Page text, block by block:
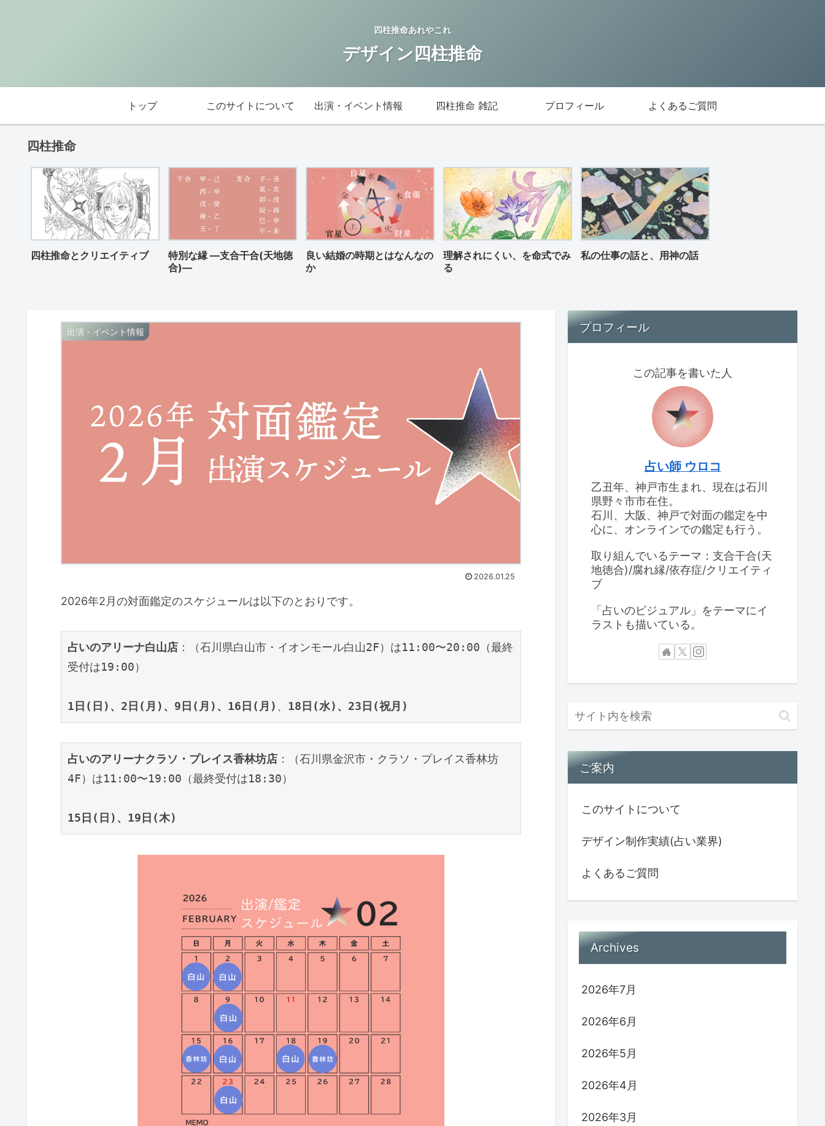
四柱推命あれやこれ
デザイン四柱推命
トップ このサイトについて 出演・イベント情報 四柱推命 雑記 プロフィール よくあるご質問
四柱推命
四柱推命とクリエイティブ
特別な縁 ―支合干合(天地徳
合)―
良い結婚の時期とはなんなの
か
理解されにくい、を命式でみ
る
私の仕事の話と、用神の話
出演・イベント情報
2026.01.25
2026年2月の対面鑑定のスケジュールは以下のとおりです。
占いのアリーナ白山店 ：（石川県白山市・イオンモール白山2F）は11:00〜20:00（最終
受付は19:00）
1日(日)、2日(月)、9日(月)、16日(月) 、 18日(水)、 23日(祝月)
占いのアリーナクラソ・プレイス香林坊店 ：（石川県金沢市・クラソ・プレイス香林坊
4F）は11:00〜19:00（最終受付は18:30）
15日(日)、19日(木)
プロフィール
この記事を書いた人
占い師 ウロコ
乙丑年、神戸市生まれ、現在は石川
県野々市市在住。
石川、大阪、神戸で対面の鑑定を中
心に、オンラインでの鑑定も行う。
取り組んでいるテーマ：支合干合(天
地徳合)/腐れ縁/依存症/クリエイティ
ブ
「占いのビジュアル」をテーマにイ
ラストも描いている。
ご案内
このサイトについて
デザイン制作実績(占い業界)
よくあるご質問
Archives
2026年7月
2026年6月
2026年5月
2026年4月
2026年3月